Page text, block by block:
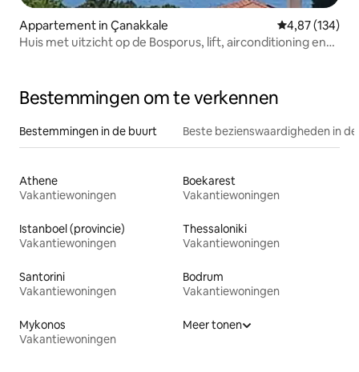
Appartement in Çanakkale Gemiddelde
4,87 (134)
Huis met uitzicht op de Bosporus, lift, airconditioning en
Bestemmingen om te verkennen
Bestemmingen in de buurt Beste bezienswaardigheden in
Athene
Vakantiewoningen
Boekarest
Vakantiewoningen
Istanboel (provincie)
Vakantiewoningen
Thessaloniki
Vakantiewoningen
Santorini
Vakantiewoningen
Bodrum
Vakantiewoningen
Mykonos
Vakantiewoningen
Meer tonen